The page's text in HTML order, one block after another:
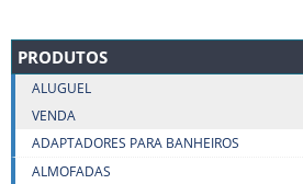
PRODUTOS
ALUGUEL
VENDA
ADAPTADORES PARA BANHEIROS
ALMOFADAS